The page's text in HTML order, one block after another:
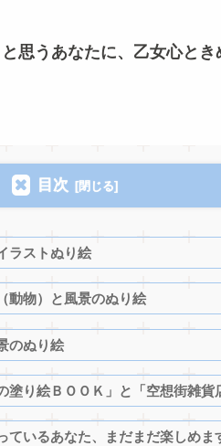
と思うあなたに、乙女心と
目次
ラストぬり絵
物）と風景のぬり絵
のぬり絵
塗り絵ＢＯＯＫ」と「空想街雑貨
いるあなた、まだまだ楽しめま